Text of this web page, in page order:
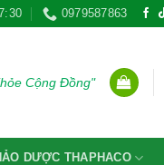
0979587863
Cộng Đồng"
DƯỢC THAPHACO